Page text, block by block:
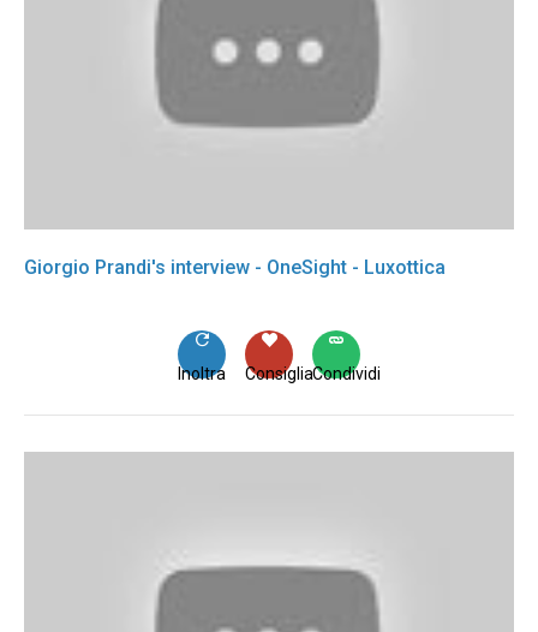
Giorgio Prandi's interview - OneSight - Luxottica
Condividi
Consiglia
Inoltra